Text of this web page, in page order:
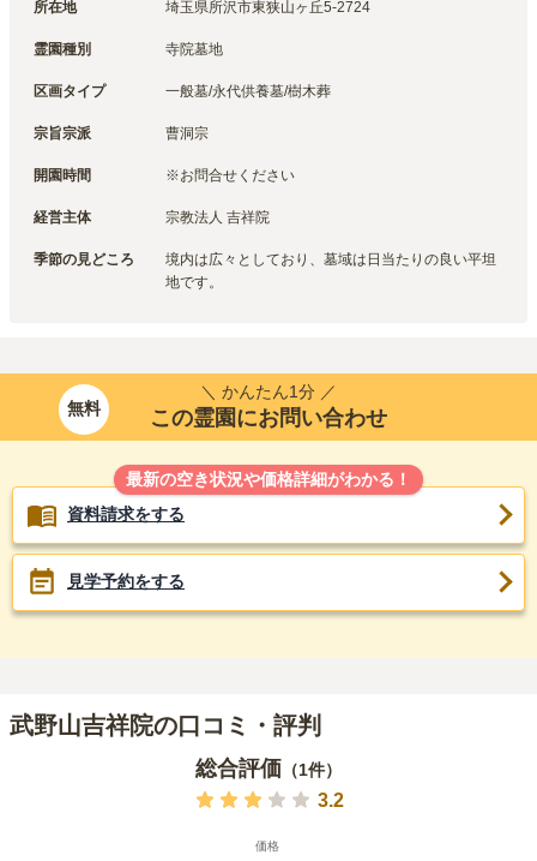
所在地 埼玉県所沢市東狭山ヶ丘5-2724
霊園種別 寺院墓地
区画タイプ 一般墓/永代供養墓/樹木葬
宗旨宗派 曹洞宗
開園時間 ※お問合せください
経営主体 宗教法人 吉祥院
季節の見どころ
境内は広々としており、墓域は日当たりの良い平坦
地です。
無料
＼ かんたん1分 ／
この霊園にお問い合わせ
最新の空き状況や価格詳細がわかる！
資料請求をする
見学予約をする
武野山吉祥院の口コミ・評判
総合評価 （1件）
3.2